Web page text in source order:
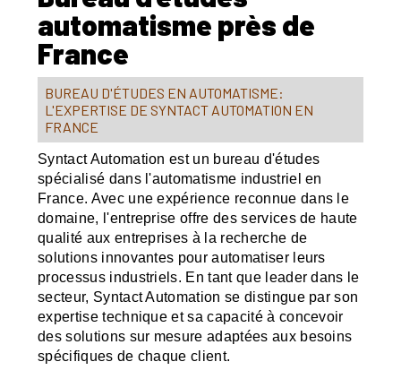
automatisme près de
France
BUREAU D'ÉTUDES EN AUTOMATISME:
L'EXPERTISE DE SYNTACT AUTOMATION EN
FRANCE
Syntact Automation est un bureau d'études
spécialisé dans l'automatisme industriel en
France. Avec une expérience reconnue dans le
domaine, l'entreprise offre des services de haute
qualité aux entreprises à la recherche de
solutions innovantes pour automatiser leurs
processus industriels. En tant que leader dans le
secteur, Syntact Automation se distingue par son
expertise technique et sa capacité à concevoir
des solutions sur mesure adaptées aux besoins
spécifiques de chaque client.